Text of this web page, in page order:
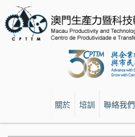
關於 培訓 聯絡我們